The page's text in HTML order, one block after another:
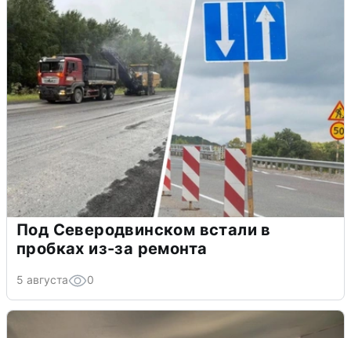
Под Северодвинском встали в
пробках из-за ремонта
5 августа 0